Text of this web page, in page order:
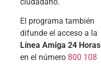
El programa también
difunde el acceso a la
Línea Amiga 24 Horas
en el número 800 108